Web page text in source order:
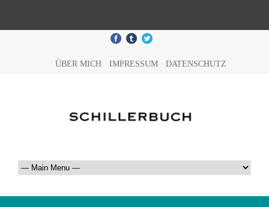
ÜBER MICH IMPRESSUM DATENSCHUTZ